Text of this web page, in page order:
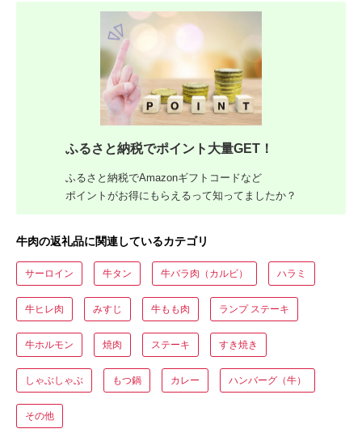
ふるさと納税でポイント大量GET！
ふるさと納税でAmazonギフトコードなど
ポイントがお得にもらえるって知ってましたか？
牛肉の返礼品に関連しているカテゴリ
サーロイン 牛タン 牛バラ肉（カルビ） ハラミ
牛ヒレ肉 みすじ 牛もも肉 ランプ ステーキ
牛ホルモン 焼肉 ステーキ すき焼き
しゃぶしゃぶ もつ鍋 カレー ハンバーグ（牛）
その他